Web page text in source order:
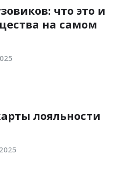
что это и
на самом
лояльности